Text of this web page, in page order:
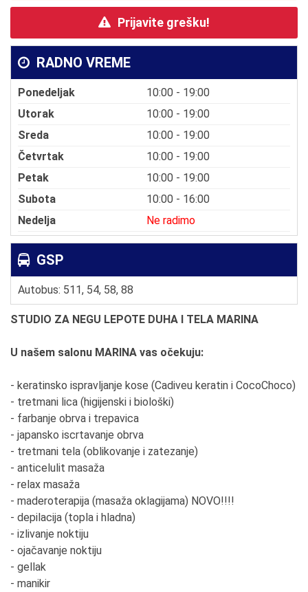
Prijavite grešku!
RADNO VREME
Ponedeljak
10:00 - 19:00
Utorak
10:00 - 19:00
Sreda
10:00 - 19:00
Četvrtak
10:00 - 19:00
Petak
10:00 - 19:00
Subota
10:00 - 16:00
Nedelja
Ne radimo
GSP
Autobus: 511, 54, 58, 88
STUDIO ZA NEGU LEPOTE DUHA I TELA MARINA
U našem salonu MARINA vas očekuju:
- keratinsko ispravljanje kose (Cadiveu keratin i CocoChoco)
- tretmani lica (higijenski i biološki)
- farbanje obrva i trepavica
- japansko iscrtavanje obrva
- tretmani tela (oblikovanje i zatezanje)
- anticelulit masaža
- relax masaža
- maderoterapija (masaža oklagijama) NOVO!!!!
- depilacija (topla i hladna)
- izlivanje noktiju
- ojačavanje noktiju
- gellak
- manikir